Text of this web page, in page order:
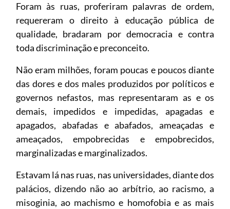
Foram às ruas, proferiram palavras de ordem,
requereram o direito à educação pública de
qualidade, bradaram por democracia e contra
toda discriminação e preconceito.
Não eram milhões, foram poucas e poucos diante
das dores e dos males produzidos por políticos e
governos nefastos, mas representaram as e os
demais, impedidos e impedidas, apagadas e
apagados, abafadas e abafados, ameaçadas e
ameaçados, empobrecidas e empobrecidos,
marginalizadas e marginalizados.
Estavam lá nas ruas, nas universidades, diante dos
palácios, dizendo não ao arbítrio, ao racismo, a
misoginia, ao machismo e homofobia e as mais